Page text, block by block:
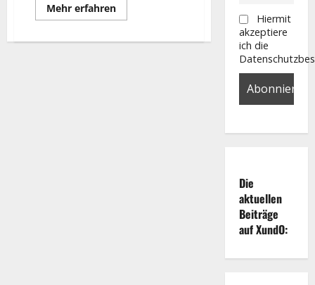
Mehr erfahrenMehr
Informationen
Hiermit
akzeptiere
ich die
Die
aktuellen
Beiträge
auf XundO: